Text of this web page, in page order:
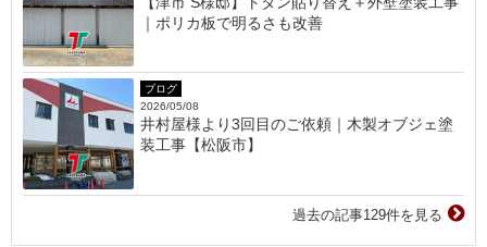
｜ポリカ板で明るさも改善
ブログ
2026/05/08
井村屋様より3回目のご依頼｜木製オブジェ塗
装工事【松阪市】
過去の記事129件を見る